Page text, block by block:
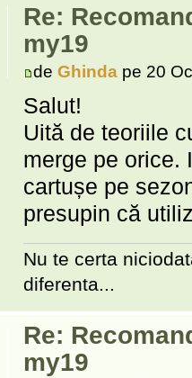
Re:
my19
deGhinda pe 20
Salut!
Uită de teoriile
merge pe orice.
cartușe pe
presupin că
Nu te certa
diferenta...
Re:
my19